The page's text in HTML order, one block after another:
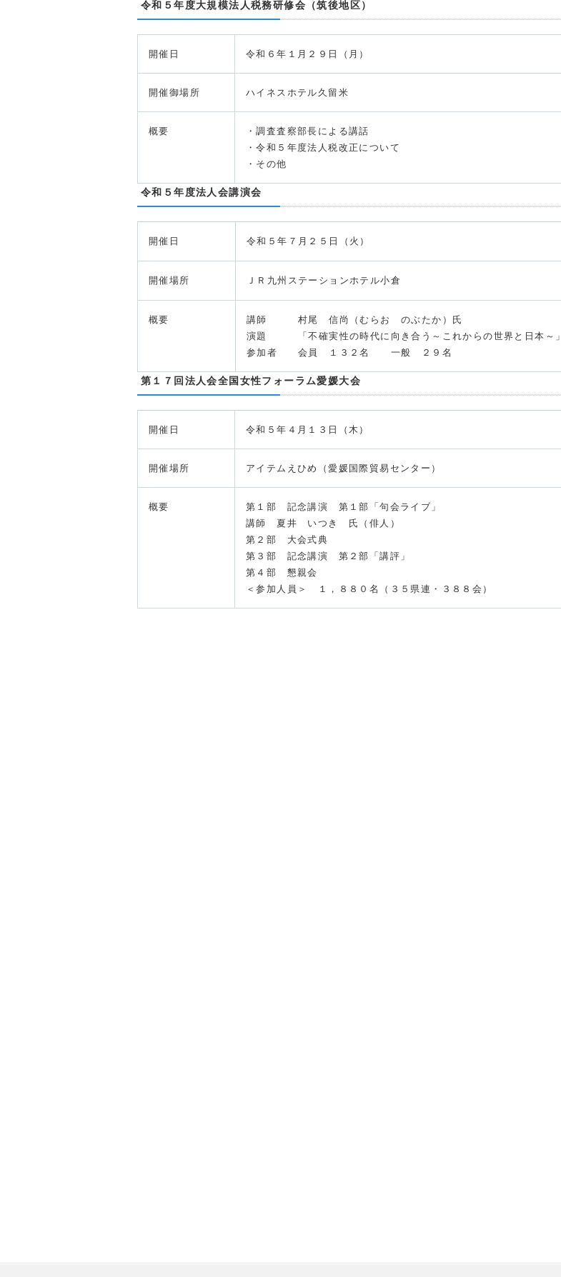
令和５年度大規模法人税務研修会（筑後地区）
開催日 令和６年１月２９日（月）
開催御場所 ハイネスホテル久留米
概要
・調査査察部長による講話
・令和５年度法人税改正について
・その他
令和５年度法人会講演会
開催日 令和５年７月２５日（火）
開催場所 ＪＲ九州ステーションホテル小倉
概要
講師 村尾 信尚（むらお のぶたか）氏
演題 「不確実性の時代に向き合う～これからの世界と日本～」
参加者 会員 １３２名 一般 ２９名
第１７回法人会全国女性フォーラム愛媛大会
開催日 令和５年４月１３日（木）
開催場所 アイテムえひめ（愛媛国際貿易センター）
概要
第１部 記念講演 第１部「句会ライブ」
講師 夏井 いつき 氏（俳人）
第２部 大会式典
第３部 記念講演 第２部「講評」
第４部 懇親会
＜参加人員＞ １，８８０名（３５県連・３８８会）